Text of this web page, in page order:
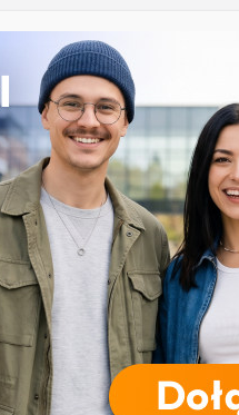
Jana
w Poznaniu
DRZWI OTWARTE